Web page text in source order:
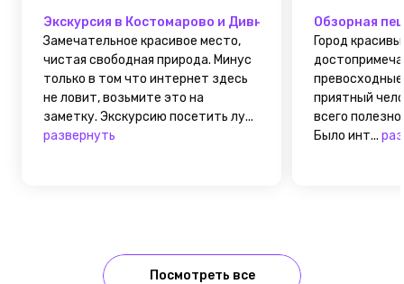
Экскурсия в Костомарово и Дивногорье из Воронежа
Замечательное красивое место,
чистая свободная природа. Минус
только в том что интернет здесь
не ловит, возьмите это на
заметку. Экскурсию посетить лу...
развернуть
Обзорная
Город
приятный
всего
Было инт...
Посмотреть все